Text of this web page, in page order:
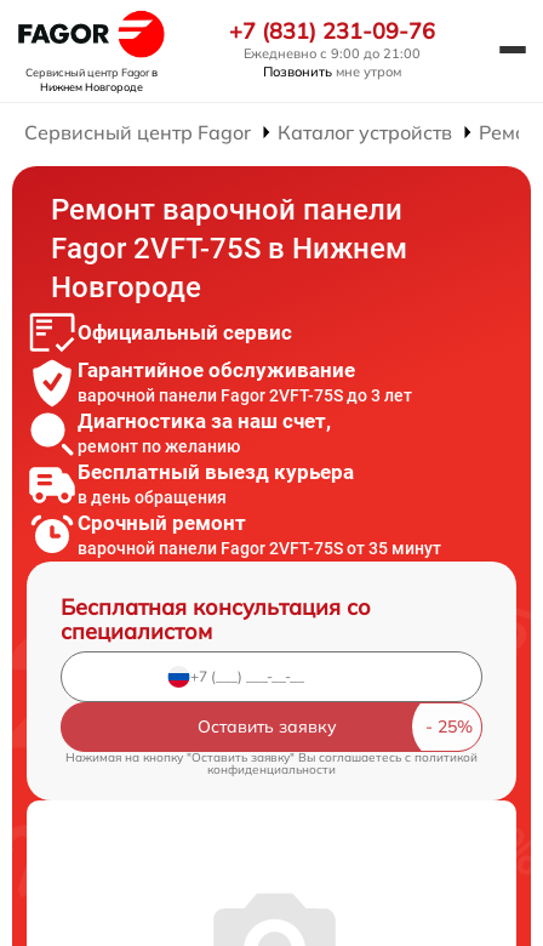
Сервисный центр Fagorв
Нижнем Новгороде
+7 (831) 231-09-76
Ежедневно с 9:00 до 21:00
Позвонить мне утром
Сервисный центр Fagor Каталог устройств
Ремонт варочной панели
Fagor 2VFT-75S в Нижнем
Новгороде
Официальный сервис
Гарантийное обслуживание
варочной панели Fagor 2VFT-75S до 3 лет
Диагностика за наш счет,
ремонт по желанию
Бесплатный выезд курьера
в день обращения
Срочный ремонт
варочной панели Fagor 2VFT-75S от 35 минут
Бесплатная консультация со
специалистом
Оставить заявку
Нажимая на кнопку "Оставить заявку" Вы соглашаетесь cполитикой
конфиденциальности